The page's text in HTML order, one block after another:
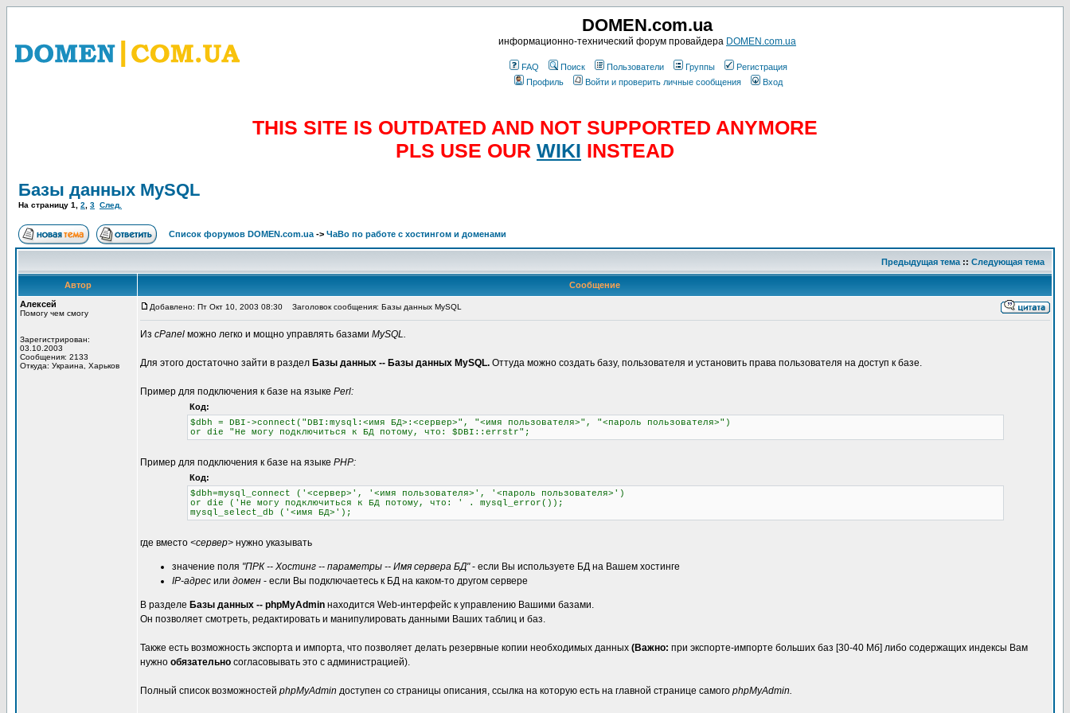
DOMEN.com.ua
информационно-технический форум провайдера DOMEN.com.ua
FAQ Поиск Пользователи Группы
Регистрация
Профиль
Войти и проверить личные сообщения Вход
THIS SITE IS OUTDATED AND NOT SUPPORTED ANYMORE
PLS USE OUR WIKI INSTEAD
Базы данных MySQL
На страницу 1 2 3 След.
Список форумов DOMEN.com.ua -> ЧаВо по работе с хостингом и доменами
Предыдущая тема :: Следующая тема
Автор
Сообщение
Алексей
Помогу чем смогу
Зарегистрирован:
03.10.2003
Сообщения: 2133
Откуда: Украина, Харьков
Добавлено: Пт Окт 10, 2003 08:30 Заголовок сообщения: Базы данных MySQL
Из cPanel можно легко и мощно управлять базами MySQL.
Для этого достаточно зайти в раздел Базы данных -- Базы данных MySQL. Оттуда можно создать базу, пользователя и установить права пользователя на доступ к базе.
Пример для подключения к базе на языке Perl:
Код:
$dbh = DBI->connect("DBI:mysql:<имя БД>:<сервер>", "<имя пользователя>", "<пароль пользователя>")
or die "Не могу подключиться к БД потому, что: $DBI::errstr";
Пример для подключения к базе на языке PHP:
Код:
$dbh=mysql_connect ('<сервер>', '<имя пользователя>', '<пароль пользователя>')
or die ('Не могу подключиться к БД потому, что: ' . mysql_error());
mysql_select_db ('<имя БД>');
где вместо <сервер> нужно указывать
значение поля "ПРК -- Хостинг -- параметры -- Имя сервера БД"- если Вы используете БД на Вашем хостинге
IP-адрес или домен - если Вы подключаетесь к БД на каком-то другом сервере
В разделе Базы данных -- phpMyAdmin находится Web-интерфейс к управлению Вашими базами.
Он позволяет смотреть, редактировать и манипулировать данными Ваших таблиц и баз.
Также есть возможность экспорта и импорта, что позволяет делать резервные копии необходимых данных (Важно: при экспорте-импорте больших баз [30-40 Мб] либо содержащих индексы Вам
нужно обязательно согласовывать это с администрацией).
Полный список возможностей phpMyAdmin доступен со страницы описания, ссылка на которую есть на главной странице самого phpMyAdmin.